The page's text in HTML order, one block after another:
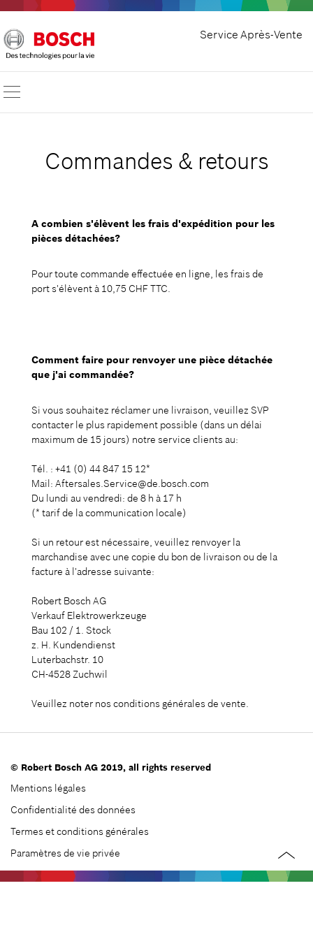
Service Après-Vente
Commandes & retours
A combien s'élèvent les frais d'expédition pour les
pièces détachées?
Pour toute commande effectuée en ligne, les frais de
port s'élèvent à 10,75 CHF TTC.
Comment faire pour renvoyer une pièce détachée
que j'ai commandée?
Si vous souhaitez réclamer une livraison, veuillez SVP
contacter le plus rapidement possible (dans un délai
maximum de 15 jours) notre service clients au:
Tél. : +41 (0) 44 847 15 12*
Mail: Aftersales.Service@de.bosch.com
Du lundi au vendredi: de 8 h à 17 h
(* tarif de la communication locale)
Si un retour est nécessaire, veuillez renvoyer la
marchandise avec une copie du bon de livraison ou de la
facture à l'adresse suivante:
Robert Bosch AG
Verkauf Elektrowerkzeuge
Bau 102 / 1. Stock
z. H. Kundendienst
Luterbachstr. 10
CH-4528 Zuchwil
Veuillez noter nos conditions générales de vente.
© Robert Bosch AG 2019, all rights reserved
Mentions légales
Confidentialité des données
Termes et conditions générales
Paramètres de vie privée